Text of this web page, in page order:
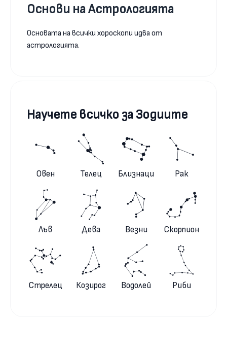
Основи на Астрологията
Основата на всички хороскопи идва от
астрологията.
Научете всичко за Зодиите
Овен Телец Близнаци Рак
Лъв Дева Везни Скорпион
Стрелец Козирог Водолей Риби